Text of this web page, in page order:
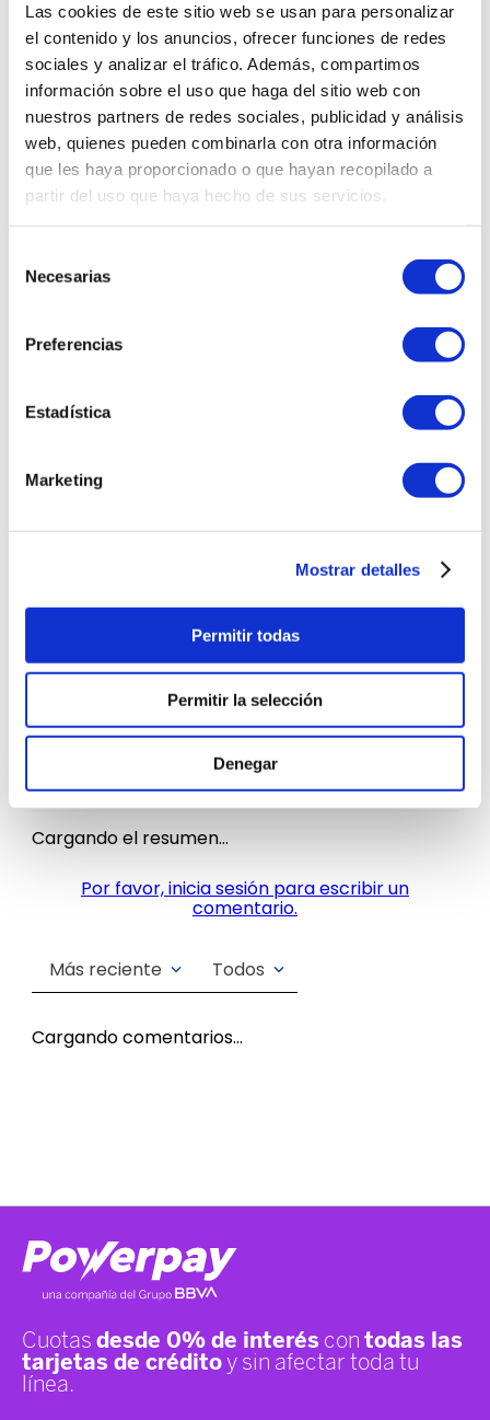
Las cookies de este sitio web se usan para personalizar
el contenido y los anuncios, ofrecer funciones de redes
sociales y analizar el tráfico. Además, compartimos
información sobre el uso que haga del sitio web con
nuestros partners de redes sociales, publicidad y análisis
web, quienes pueden combinarla con otra información
que les haya proporcionado o que hayan recopilado a
partir del uso que haya hecho de sus servicios.
Necesarias
Preferencias
Estadística
Marketing
Mostrar detalles
Permitir todas
Permitir la selección
Denegar
¡Compra ahora el Ventilador Imaco 16"
FS1645P Pedestal y mantén tu hogar fresco y
confortable durante los días calurosos! Este
ventilador de pie ofrece un rendimiento de
enfriamiento excepcional con su potente
motor y hélices de alta calidad. Con un
diseño elegante y moderno, el Ventilador
Imaco 16" FS1645P Pedestal se adapta
perfectamente a cualquier estilo de
decoración. Su altura ajustable y cabezal
hacia cualquier dirección que desees,
asegurando una distribución uniforme y
pierdas la oportunidad de adquirir un
ventilador de alta calidad y rendimiento.
convierte tu hogar en un oasis de frescura
con el Ventilador Imaco 16" FS1645P Pedestal!
FICHA TÉCNICA
Modelo FS1645P
Garantía 12 meses
Ventilador Imaco
Comentarios
Cargando el resumen…
Por favor, inicia sesión para escribir un
comentario.
Más reciente Todos
Cargando comentarios…